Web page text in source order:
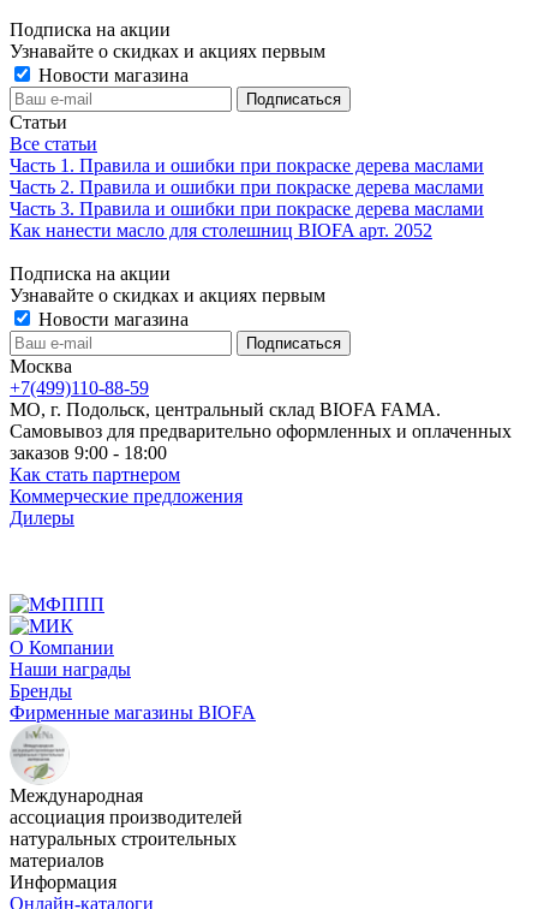
Подписка на акции
Узнавайте о скидках и акциях первым
Новости магазина
Статьи
Все статьи
Часть 1. Правила и ошибки при покраске дерева маслами
Часть 2. Правила и ошибки при покраске дерева маслами
Часть 3. Правила и ошибки при покраске дерева маслами
Как нанести масло для столешниц BIOFA арт. 2052
Подписка на акции
Узнавайте о скидках и акциях первым
Новости магазина
Москва
+7(499)110-88-59
МО, г. Подольск, центральный склад BIOFA FAMA.
Самовывоз для предварительно оформленных и оплаченных
заказов 9:00 - 18:00
Как стать партнером
Коммерческие предложения
Дилеры
О Компании
Наши награды
Бренды
Фирменные магазины BIOFA
Международная
ассоциация производителей
натуральных строительных
материалов
Информация
Онлайн-каталоги